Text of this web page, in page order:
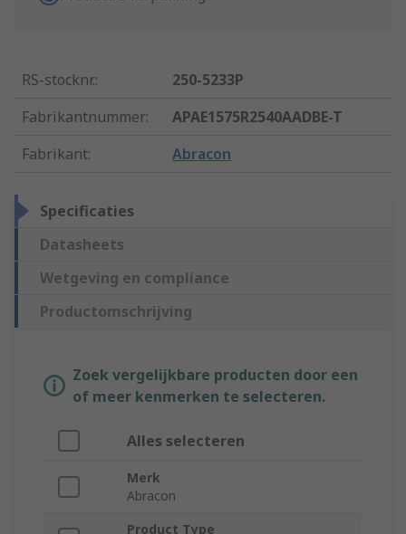
RS-stocknr.:
250-5233P
Fabrikantnummer:
APAE1575R2540AADBE-T
Fabrikant: Abracon
Specificaties
Datasheets
Wetgeving en compliance
Productomschrijving
Zoek vergelijkbare producten door een
of meer kenmerken te selecteren.
Alles selecteren
Merk
Abracon
Product Type